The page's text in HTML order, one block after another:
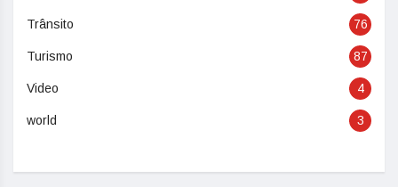
Trânsito 76
Turismo 87
Video 4
world 3